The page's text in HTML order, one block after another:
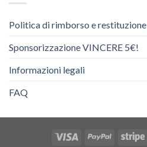
Politica di rimborso e restituzione
Sponsorizzazione VINCERE 5€!
Informazioni legali
FAQ